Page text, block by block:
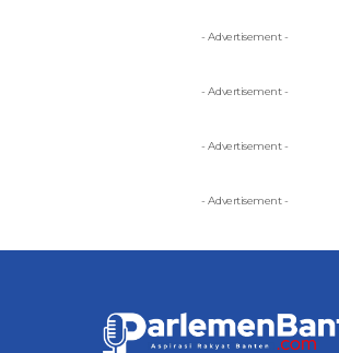
- Advertisement -
- Advertisement -
- Advertisement -
- Advertisement -